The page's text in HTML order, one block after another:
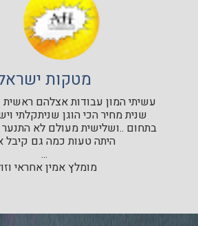
מטקות
עשיתי המון עבודות אצלהם
שנית מחיר הכי הוגן שניתקלתי
בתחום ..ושלישית מעולם לא
היתה טעות כמה גם קיבל
...
מומלץ אמין אחראי